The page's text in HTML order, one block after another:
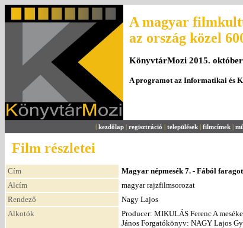
A magyar
az ország közel
KönyvtárMozi 2015.
A programot az Informatikai és
| kezdőlap | regisztráció | települések | filmcímek |
Film részletei
Cím
Magyar népmesék 7. - Fából
Alcím
magyar rajzfilmsorozat
Rendező
Nagy Lajos
Alkotók
Producer: MIKULÁS Ferenc A
János Forgatókönyv: NAGY Lajos